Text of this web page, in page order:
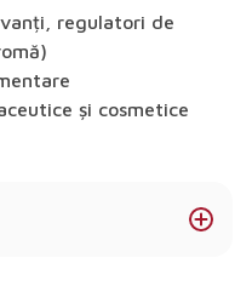
regulatori de
și cosmetice